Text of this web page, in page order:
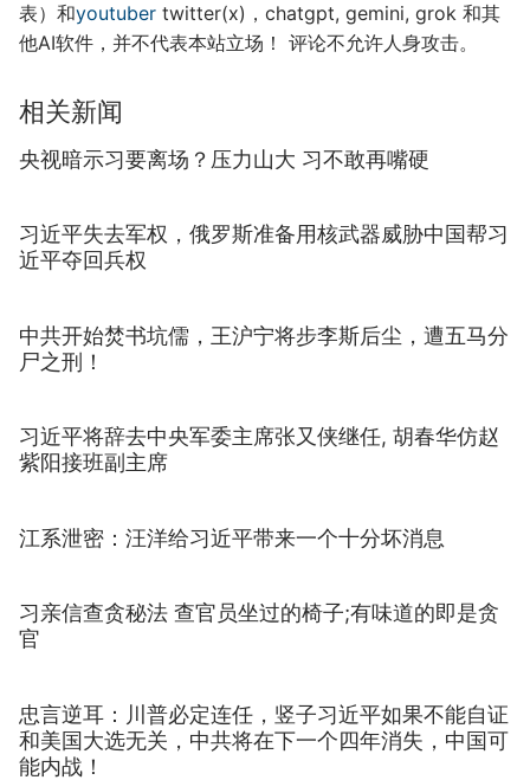
表）和youtuber twitter(x)，chatgpt, gemini, grok 和其
他AI软件，并不代表本站立场！ 评论不允许人身攻击。
相关新闻
央视暗示习要离场？压力山大 习不敢再嘴硬
习近平失去军权，俄罗斯准备用核武器威胁中国帮习
近平夺回兵权
中共开始焚书坑儒，王沪宁将步李斯后尘，遭五马分
尸之刑！
习近平将辞去中央军委主席张又侠继任, 胡春华仿赵
紫阳接班副主席
江系泄密：汪洋给习近平带来一个十分坏消息
习亲信查贪秘法 查官员坐过的椅子;有味道的即是贪
官
忠言逆耳：川普必定连任，竖子习近平如果不能自证
和美国大选无关，中共将在下一个四年消失，中国可
能内战！